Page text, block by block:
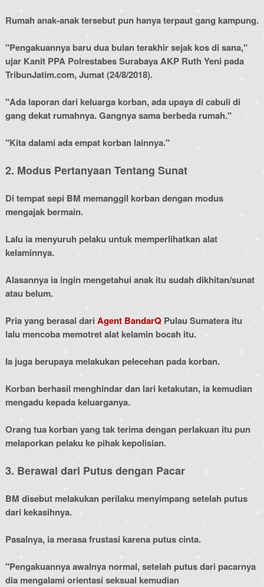
Rumah anak-anak tersebut pun hanya terpaut gang kampung.
"Pengakuannya baru dua bulan terakhir sejak kos di sana,"
ujar Kanit PPA Polrestabes Surabaya AKP Ruth Yeni pada
TribunJatim.com, Jumat (24/8/2018).
"Ada laporan dari keluarga korban, ada upaya di cabuli di
gang dekat rumahnya. Gangnya sama berbeda rumah."
"Kita dalami ada empat korban lainnya."
2. Modus Pertanyaan Tentang Sunat
Di tempat sepi BM memanggil korban dengan modus
mengajak bermain.
Lalu ia menyuruh pelaku untuk memperlihatkan alat
kelaminnya.
Alasannya ia ingin mengetahui anak itu sudah dikhitan/sunat
atau belum.
Pria yang berasal dari Agent BandarQPulau Sumatera itu
lalu mencoba memotret alat kelamin bocah itu.
Ia juga berupaya melakukan pelecehan pada korban.
Korban berhasil menghindar dan lari ketakutan, ia kemudian
mengadu kepada keluarganya.
Orang tua korban yang tak terima dengan perlakuan itu pun
melaporkan pelaku ke pihak kepolisian.
3. Berawal dari Putus dengan Pacar
BM disebut melakukan perilaku menyimpang setelah putus
dari kekasihnya.
Pasalnya, ia merasa frustasi karena putus cinta.
"Pengakuannya awalnya normal, setelah putus dari pacarnya
dia mengalami orientasi seksual kemudian